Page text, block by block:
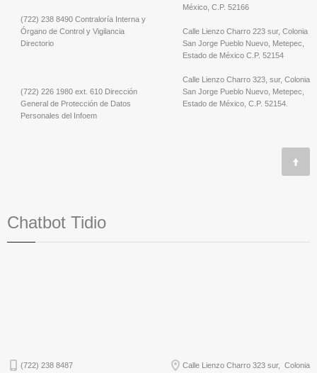
(722) 238 8490 Contraloría Interna y
Órgano de Control y Vigilancia
Directorio
(722) 226 1980 ext. 610 Dirección
General de Protección de Datos
Personales del Infoem
México, C.P. 52166
Calle Lienzo Charro 223 sur, Colonia
San Jorge Pueblo Nuevo, Metepec,
Estado de México C.P. 52154
Calle Lienzo Charro 323, sur, Colonia
San Jorge Pueblo Nuevo, Metepec,
Estado de México, C.P. 52154.
Chatbot Tidio
(722) 238 8487
Calle Lienzo Charro 323 sur, Colonia